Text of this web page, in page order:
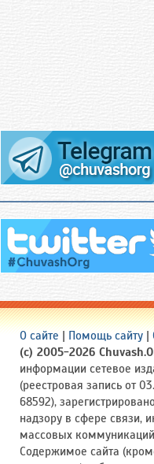
О сайте | Помощь сайту |
(c) 2005-2026
информации сетевое
(реестровая запись от
68592),
надзору в сфере связи,
массовых
Содержимое сайта